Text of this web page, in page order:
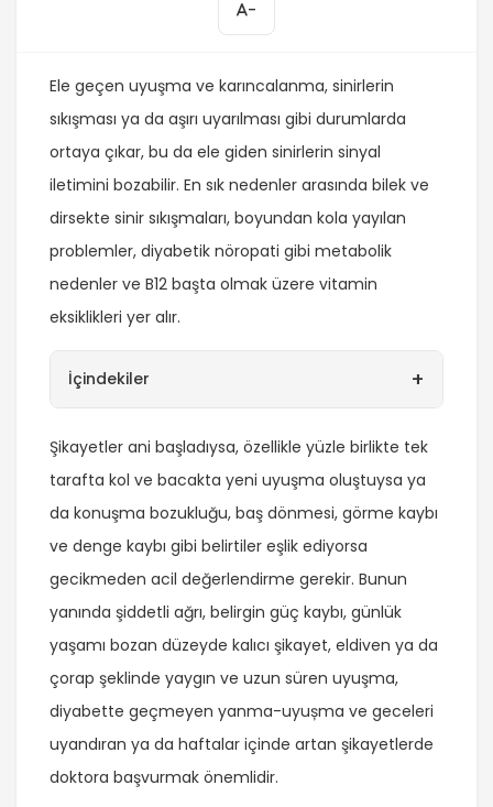
-
Ele geçen uyuşma ve karıncalanma, sinirlerin
sıkışması ya da aşırı uyarılması gibi durumlarda
ortaya çıkar, bu da ele giden sinirlerin sinyal
iletimini bozabilir. En sık nedenler arasında bilek ve
dirsekte sinir sıkışmaları, boyundan kola yayılan
problemler, diyabetik nöropati gibi metabolik
nedenler ve B12 başta olmak üzere vitamin
eksiklikleri yer alır.
İçindekiler +
Şikayetler ani başladıysa, özellikle yüzle birlikte tek
tarafta kol ve bacakta yeni uyuşma oluştuysa ya
da konuşma bozukluğu, baş dönmesi, görme kaybı
ve denge kaybı gibi belirtiler eşlik ediyorsa
gecikmeden acil değerlendirme gerekir. Bunun
yanında şiddetli ağrı, belirgin güç kaybı, günlük
yaşamı bozan düzeyde kalıcı şikayet, eldiven ya da
çorap şeklinde yaygın ve uzun süren uyuşma,
diyabette geçmeyen yanma-uyușma ve geceleri
uyandıran ya da haftalar içinde artan şikayetlerde
doktora başvurmak önemlidir.